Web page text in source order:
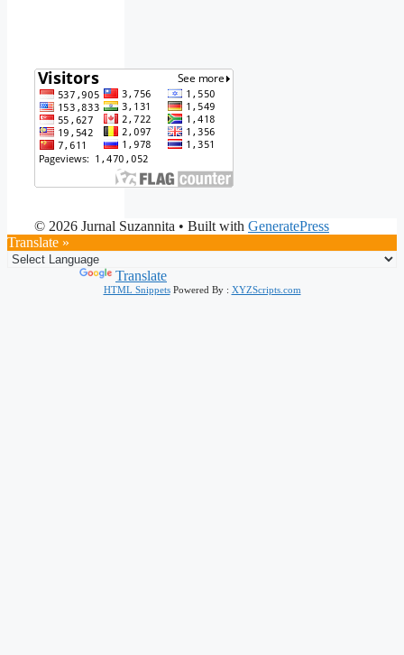
© 2026 Jurnal Suzannita • Built with GeneratePress
Translate »
Translate
HTML SnippetsPowered By : XYZScripts.com